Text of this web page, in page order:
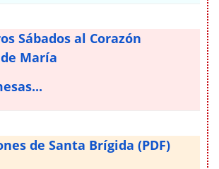
Sábados al Corazón
María
de Santa Brígida (PDF)